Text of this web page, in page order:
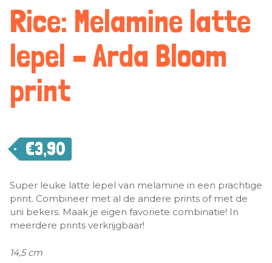
Rice: Melamine latte
lepel – Arda Bloom
print
€3,90
Super leuke latte lepel van melamine in een prachtige
print. Combineer met al de andere prints of met de
uni bekers. Maak je eigen favoriete combinatie! In
meerdere prints verkrijgbaar!
14,5 cm